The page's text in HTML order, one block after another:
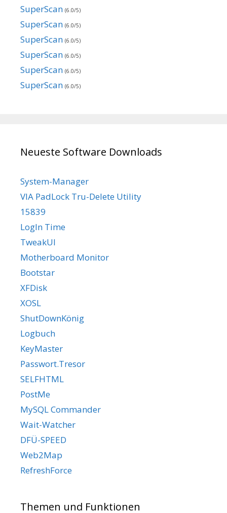
SuperScan (6.0/5)
SuperScan (6.0/5)
SuperScan (6.0/5)
SuperScan (6.0/5)
SuperScan (6.0/5)
SuperScan (6.0/5)
Neueste Software Downloads
System-Manager
VIA PadLock Tru-Delete Utility
15839
LogIn Time
TweakUI
Motherboard Monitor
Bootstar
XFDisk
XOSL
ShutDownKönig
Logbuch
KeyMaster
Passwort.Tresor
SELFHTML
PostMe
MySQL Commander
Wait-Watcher
DFÜ-SPEED
Web2Map
RefreshForce
Themen und Funktionen